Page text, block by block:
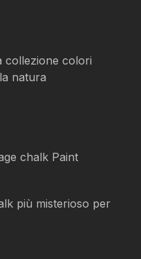
collezione colori
natura
chalk Paint
più misterioso per